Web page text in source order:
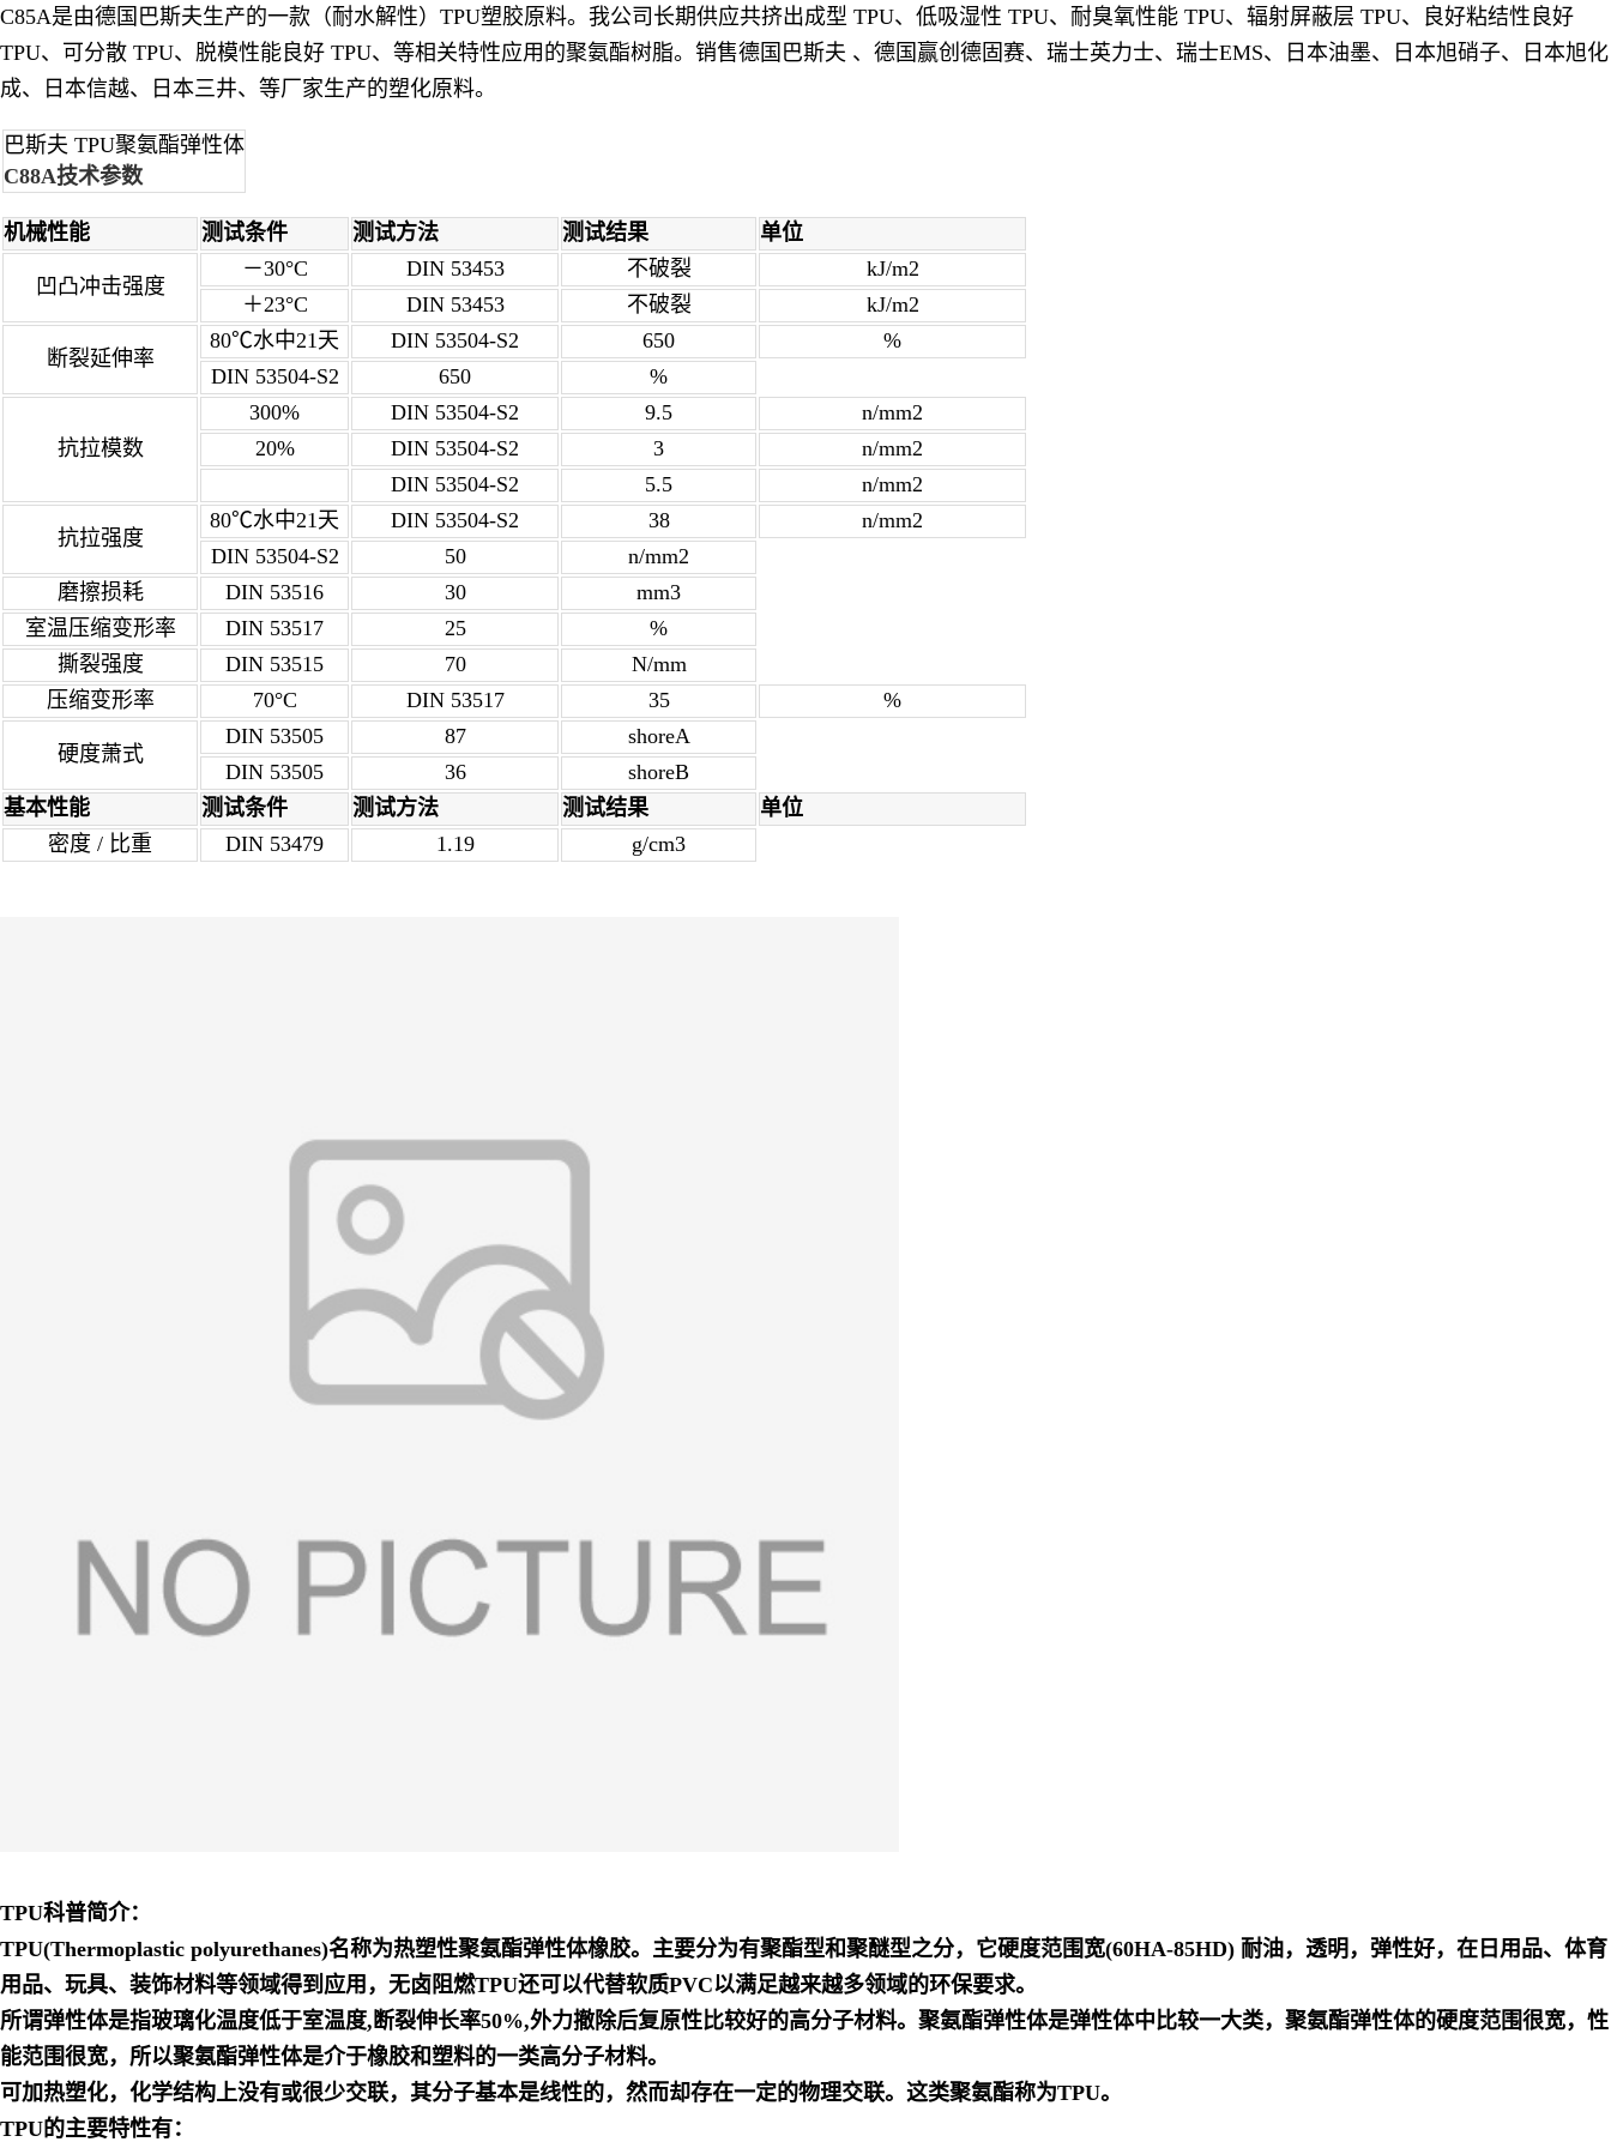
C85A是由德国巴斯夫生产的一款（耐水解性）TPU塑胶原料。我公司长期供应共挤出成型 TPU、低吸湿性 TPU、耐臭氧性能 TPU、辐射屏蔽层 TPU、良好粘结性良好
TPU、可分散 TPU、脱模性能良好 TPU、等相关特性应用的聚氨酯树脂。销售德国巴斯夫 、德国赢创德固赛、瑞士英力士、瑞士EMS、日本油墨、日本旭硝子、日本旭化
成、日本信越、日本三井、等厂家生产的塑化原料。
巴斯夫 TPU聚氨酯弹性体
C88A技术参数
机械性能 测试条件 测试方法 测试结果 单位
凹凸冲击强度
－30°C DIN 53453 不破裂
kJ/m2
＋23°C
DIN 53453 不破裂 kJ/m2
断裂延伸率
80℃水中21天 DIN 53504-S2 650
%
DIN 53504-S2
650 %
抗拉模数
300% DIN 53504-S2 9.5
n/mm2
20%
DIN 53504-S2 3
n/mm2
DIN 53504-S2
5.5 n/mm2
抗拉强度
80℃水中21天 DIN 53504-S2 38
n/mm2
DIN 53504-S2
50
n/mm2
磨擦损耗
DIN 53516 30
mm3
室温压缩变形率
DIN 53517 25
%
撕裂强度
DIN 53515 70
N/mm
压缩变形率
70°C DIN 53517 35 %
硬度萧式
DIN 53505 87
shoreA
DIN 53505
36
shoreB
基本性能
测试条件 测试方法 测试结果
单位
密度 / 比重
DIN 53479 1.19 g/cm3
TPU科普简介：
TPU(Thermoplastic polyurethanes)名称为热塑性聚氨酯弹性体橡胶。主要分为有聚酯型和聚醚型之分，它硬度范围宽(60HA-85HD) 耐油，透明，弹性好，在日用品、体育
用品、玩具、装饰材料等领域得到应用，无卤阻燃TPU还可以代替软质PVC以满足越来越多领域的环保要求。
所谓弹性体是指玻璃化温度低于室温度,断裂伸长率50%,外力撤除后复原性比较好的高分子材料。聚氨酯弹性体是弹性体中比较一大类，聚氨酯弹性体的硬度范围很宽，性
能范围很宽，所以聚氨酯弹性体是介于橡胶和塑料的一类高分子材料。
可加热塑化，化学结构上没有或很少交联，其分子基本是线性的，然而却存在一定的物理交联。这类聚氨酯称为TPU。
TPU的主要特性有：